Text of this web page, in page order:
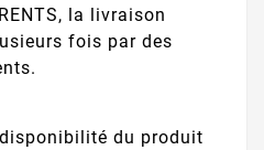
la livraison
fois par des
du produit